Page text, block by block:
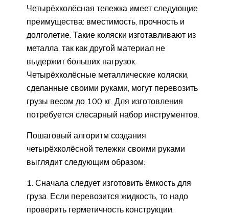
Четырёхколёсная тележка имеет следующие
преимущества: вместимость, прочность и
долголетие. Такие коляски изготавливают из
металла, так как другой материал не
выдержит больших нагрузок.
Четырёхколёсные металлические коляски,
сделанные своими руками, могут перевозить
грузы весом до 100 кг. Для изготовления
потребуется слесарный набор инструментов.
Пошаговый алгоритм создания
четырёхколёсной тележки своими руками
выглядит следующим образом:
Сначала следует изготовить ёмкость для
груза. Если перевозится жидкость, то надо
проверить герметичность конструкции.